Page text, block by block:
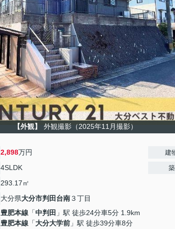
【外観】 外観撮影（2025年11月撮影）
2,898万円
4SLDK
293.17㎡
大分県大分市判田台南３丁目
豊肥本線 「中判田 」駅 徒歩24分車5分 1.9km
豊肥本線 「大分大学前 」駅 徒歩39分車8分
建